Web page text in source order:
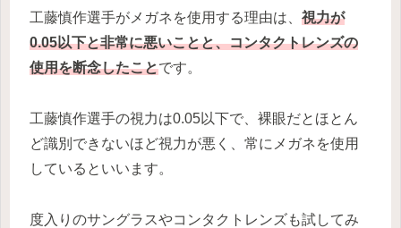
工藤慎作選手がメガネを使用する理由は、 視力が
0.05以下と非常に悪いことと、コンタクトレンズの
使用を断念したことです。
工藤慎作選手の視力は0.05以下で、裸眼だとほとん
ど識別できないほど視力が悪く、常にメガネを使用
しているといいます。
度入りのサングラスやコンタクトレンズも試してみ